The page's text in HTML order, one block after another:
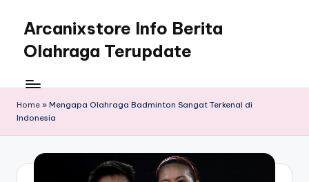
content
Arcanixstore Info Berita
Olahraga Terupdate
Home » Mengapa Olahraga Badminton Sangat Terkenal di
Indonesia